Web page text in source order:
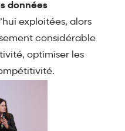
données
exploitées, alors
considérable
optimiser les